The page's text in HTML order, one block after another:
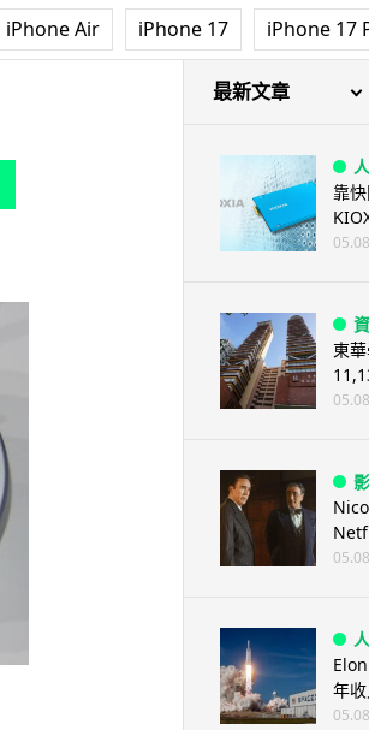
iPhone Air iPhone 17 iPhone 17
最新文章
靠
東
年